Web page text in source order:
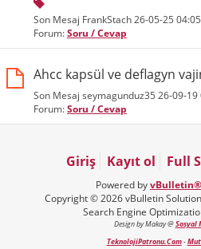
Son Mesaj FrankStach 26-05-25 04:05
Forum:Soru / Cevap
Ahcc kapsül ve deflagyn
Son Mesaj seymagunduz35 26-09-19
Forum:Soru / Cevap
Giriş Kayıt ol Full
Powered byvBulletin®
Copyright © 2026 vBulletin
Search Engine
Design by Makay @Sosyal
TeknolojiPatronu.Com-